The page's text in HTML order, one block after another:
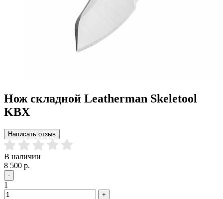
Нож складной Leatherman Skeletool
KBX
Написать отзыв
В наличии
8 500 р.
-
1
+